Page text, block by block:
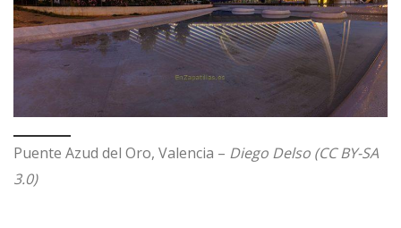
Puente Azud del Oro, Valencia – Diego Delso (CC BY-SA
3.0)